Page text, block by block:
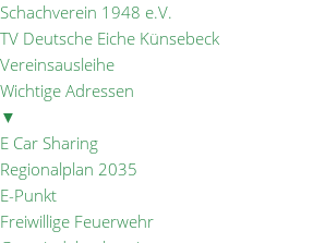
Schachverein 1948 e.V.
TV Deutsche Eiche Künsebeck
Vereinsausleihe
Wichtige Adressen
▼
E Car Sharing
Regionalplan 2035
E-Punkt
Freiwillige Feuerwehr